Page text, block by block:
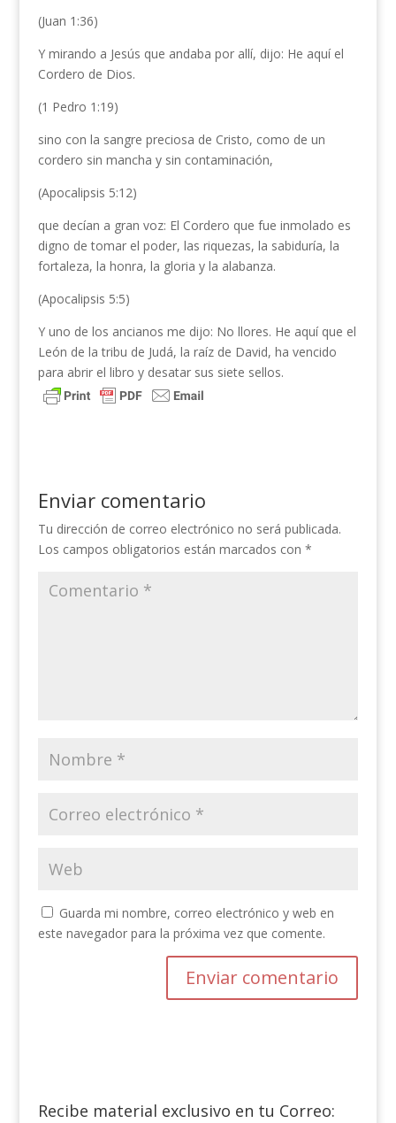
(Juan 1:36)
Y mirando a Jesús que andaba por allí, dijo: He aquí el
Cordero de Dios.
(1 Pedro 1:19)
sino con la sangre preciosa de Cristo, como de un
cordero sin mancha y sin contaminación,
(Apocalipsis 5:12)
que decían a gran voz: El Cordero que fue inmolado es
digno de tomar el poder, las riquezas, la sabiduría, la
fortaleza, la honra, la gloria y la alabanza.
(Apocalipsis 5:5)
Y uno de los ancianos me dijo: No llores. He aquí que el
León de la tribu de Judá, la raíz de David, ha vencido
para abrir el libro y desatar sus siete sellos.
Enviar comentario
Tu dirección de correo electrónico no será publicada.
Los campos obligatorios están marcados con *
Guarda mi nombre, correo electrónico y web en
este navegador para la próxima vez que comente.
Recibe material exclusivo en tu Correo: